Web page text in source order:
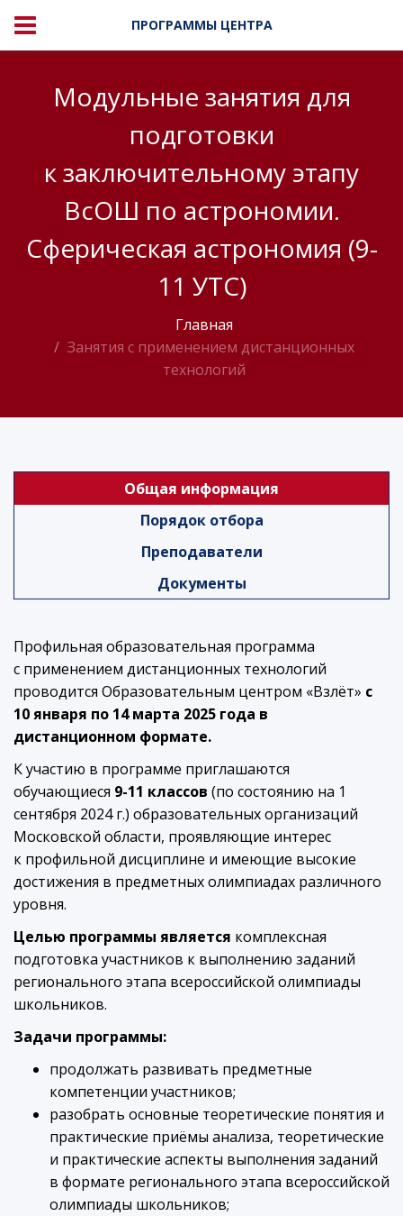
ПРОГРАММЫ ЦЕНТРА
Модульные занятия для
подготовки
к заключительному этапу
ВсОШ по астрономии.
Сферическая астрономия (9-
11 УТС)
Главная
Занятия с применением дистанционных
технологий
Общая информация
Порядок отбора
Преподаватели
Документы
Профильная образовательная программа
с применением дистанционных технологий
проводится Образовательным центром «Взлёт» c
10 января по 14 марта 2025 года в
дистанционном формате.
К участию в программе приглашаются
обучающиеся 9-11 классов (по состоянию на 1
сентября 2024 г.) образовательных организаций
Московской области, проявляющие интерес
к профильной дисциплине и имеющие высокие
достижения в предметных олимпиадах различного
уровня.
Целью программы является комплексная
подготовка участников к выполнению заданий
регионального этапа всероссийской олимпиады
школьников.
Задачи программы:
продолжать развивать предметные
компетенции участников;
разобрать основные теоретические понятия и
практические приёмы анализа, теоретические
и практические аспекты выполнения заданий
в формате регионального этапа всероссийской
олимпиады школьников;